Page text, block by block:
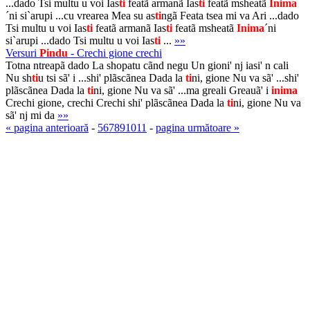
...dado Tsi multu u voi Iasti featã armanã Iasti featã msheatã Inima
´ni si`arupi ...cu vrearea Mea su astingã Feata tsea mi va Ari ...dado
Tsi multu u voi Iasti featã armanã Iasti featã msheatã Inima´ni
si`arupi ...dado Tsi multu u voi Iasti ... »»
Versuri Pindu - Crechi gione crechi
Totna ntreapã dado La shopatu cãnd negu Un gioni' nj iasi' n cali
Nu shtiu tsi sã' i ...shi' plãscãnea Dada la tini, gione Nu va sã' ...shi'
plãscãnea Dada la tini, gione Nu va sã' ...ma greali Greauã' i inima
Crechi gione, crechi Crechi shi' plãscãnea Dada la tini, gione Nu va
sã' nj mi da »»
« pagina anterioară - 567891011 - pagina următoare »